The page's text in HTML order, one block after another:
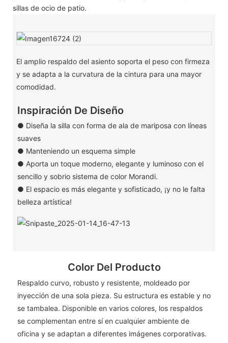
sillas de ocio de patio.
El amplio respaldo del asiento soporta el peso con firmeza
y se adapta a la curvatura de la cintura para una mayor
comodidad.
Inspiración De Diseño
● Diseña la silla con forma de ala de mariposa con líneas
suaves
● Manteniendo un esquema simple
● Aporta un toque moderno, elegante y luminoso con el
sencillo y sobrio sistema de color Morandi.
● El espacio es más elegante y sofisticado, ¡y no le falta
belleza artística!
Color Del Producto
Respaldo curvo, robusto y resistente, moldeado por
inyección de una sola pieza. Su estructura es estable y no
se tambalea. Disponible en varios colores, los respaldos
se complementan entre sí en cualquier ambiente de
oficina y se adaptan a diferentes imágenes corporativas.